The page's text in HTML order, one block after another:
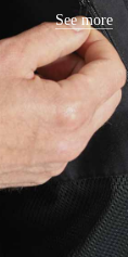
See more